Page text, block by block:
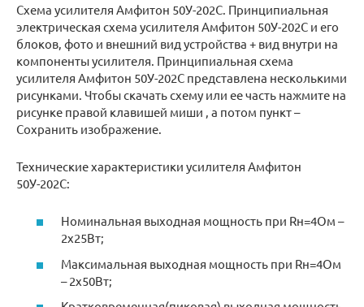
Схема усилителя Амфитон 50У-202С. Принципиальная
электрическая схема усилителя Амфитон 50У-202С и его
блоков, фото и внешний вид устройства + вид внутри на
компоненты усилителя. Принципиальная схема
усилителя Амфитон 50У-202С представлена несколькими
рисунками. Чтобы скачать схему или ее часть нажмите на
рисунке правой клавишей миши , а потом пункт –
Сохранить изображение.
Технические характеристики усилителя Амфитон
50У-202С:
Номинальная выходная мощность при Rн=4Ом –
2х25Вт;
Максимальная выходная мощность при Rн=4Ом
– 2х50Вт;